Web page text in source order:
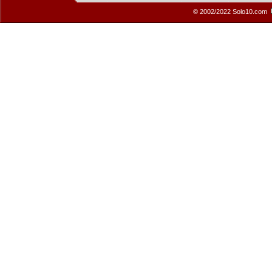
© 2002/2022 Solo10.com